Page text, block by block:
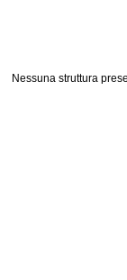
Nessuna struttura